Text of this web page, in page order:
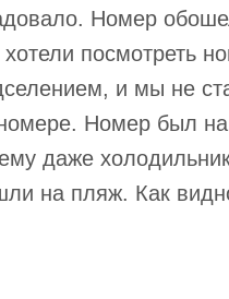
Номер
посмотреть
и мы не
Номер был
даже
на пляж. Как